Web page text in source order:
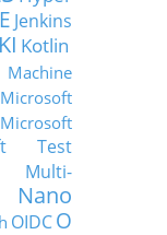
Jenkins
KI Kotlin
Machine
Microsoft
Microsoft
Test
Multi-
Nano
OIDCO